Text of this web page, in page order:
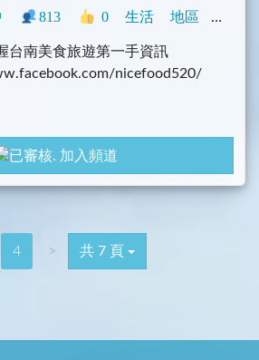
813 0 生活 地區 中文圈
台南美食旅遊第一手資訊
nicefood520/
加入頻道
4 > 共 7 頁